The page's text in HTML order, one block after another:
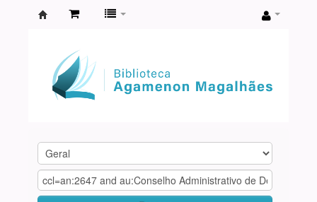
Agamenon
Magalhães